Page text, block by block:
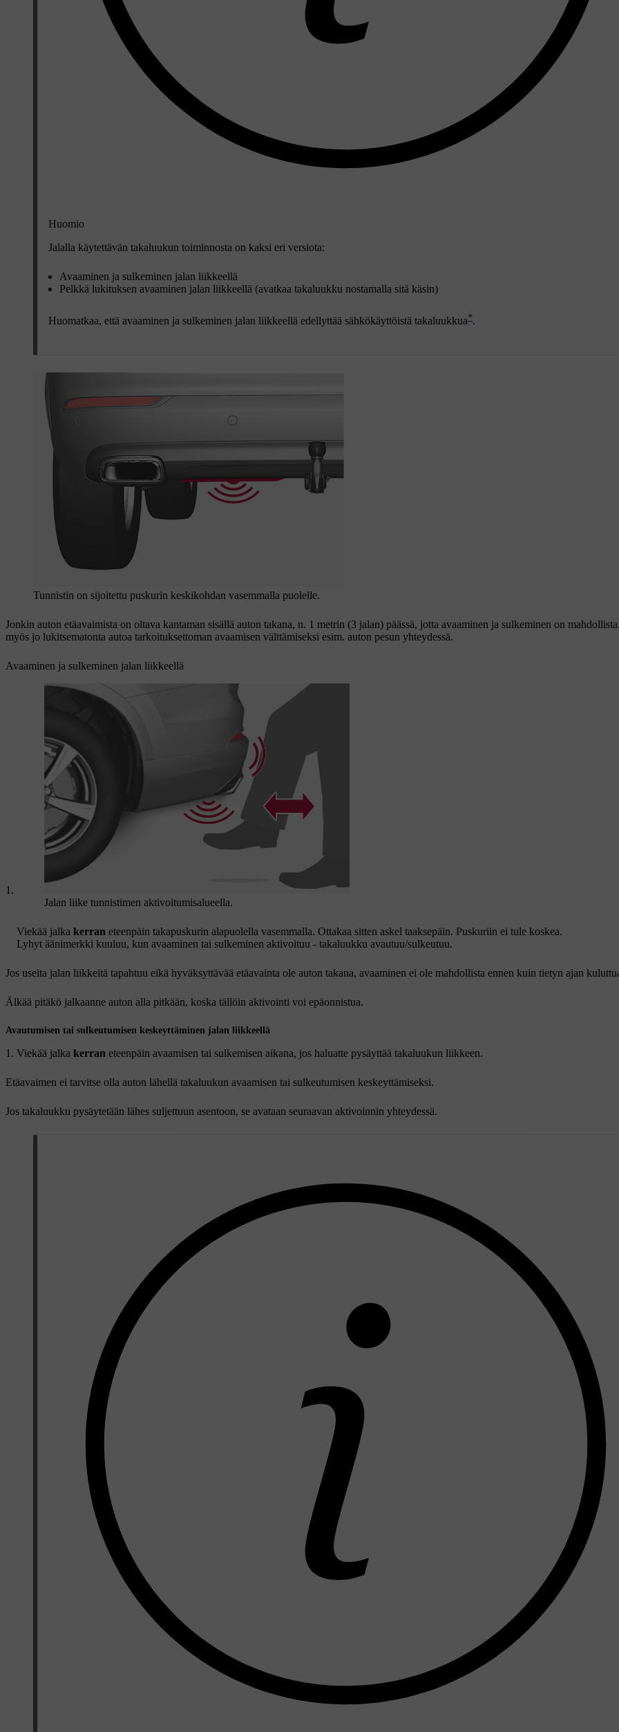
Huomio
Jalalla käytettävän takaluukun toiminnosta on kaksi eri versiota:
Avaaminen ja sulkeminen jalan liikkeellä
Pelkkä lukituksen avaaminen jalan liikkeellä (avatkaa takaluukku nostamalla sitä käsin)
Huomatkaa, että avaaminen ja sulkeminen jalan liikkeellä edellyttää sähkökäyttöistä takaluukkua*.
Tunnistin on sijoitettu puskurin keskikohdan vasemmalla puolelle.
Jonkin auton etäavaimista on oltava kantaman sisällä auton takana, n. 1 metrin (3 jalan) päässä, jotta avaaminen ja sulkeminen on
myös jo lukitsematonta autoa tarkoituksettoman avaamisen välttämiseksi esim. auton pesun yhteydessä.
Avaaminen ja sulkeminen jalan liikkeellä
Jalan liike tunnistimen aktivoitumisalueella.
Viekää jalka kerran eteenpäin takapuskurin alapuolella vasemmalla. Ottakaa sitten askel taaksepäin. Puskuriin ei tule koskea.
Lyhyt äänimerkki kuuluu, kun avaaminen tai sulkeminen aktivoituu - takaluukku avautuu/sulkeutuu.
Jos useita jalan liikkeitä tapahtuu eikä hyväksyttävää etäavainta ole auton takana, avaaminen ei ole mahdollista ennen kuin tietyn ajan
Älkää pitäkö jalkaanne auton alla pitkään, koska tällöin aktivointi voi epäonnistua.
Avautumisen tai sulkeutumisen keskeyttäminen jalan liikkeellä
Viekää jalka kerran eteenpäin avaamisen tai sulkemisen aikana, jos haluatte pysäyttää takaluukun liikkeen.
Etäavaimen ei tarvitse olla auton lähellä takaluukun avaamisen tai sulkeutumisen keskeyttämiseksi.
Jos takaluukku pysäytetään lähes suljettuun asentoon, se avataan seuraavan aktivoinnin yhteydessä.